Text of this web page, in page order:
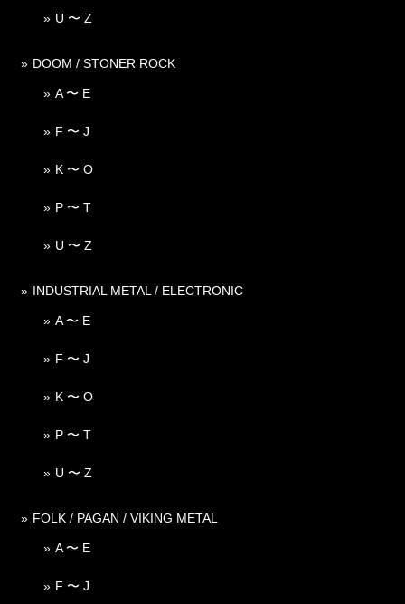
U 〜 Z
DOOM / STONER ROCK
A 〜 E
F 〜 J
K 〜 O
P 〜 T
U 〜 Z
INDUSTRIAL METAL / ELECTRONIC
A 〜 E
F 〜 J
K 〜 O
P 〜 T
U 〜 Z
FOLK / PAGAN / VIKING METAL
A 〜 E
F 〜 J